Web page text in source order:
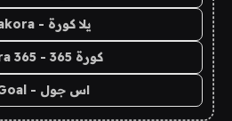
يلا كورة - yallakora
كورة 365 - kooora 365
اس جول - AS Goal